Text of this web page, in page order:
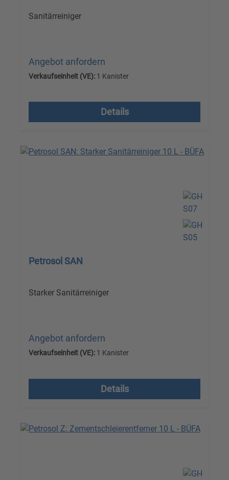
Sanitärreiniger
Angebot anfordern
Verkaufseinheit (VE): 1 Kanister
Details
Petrosol SAN
Starker Sanitärreiniger
Angebot anfordern
Verkaufseinheit (VE): 1 Kanister
Details